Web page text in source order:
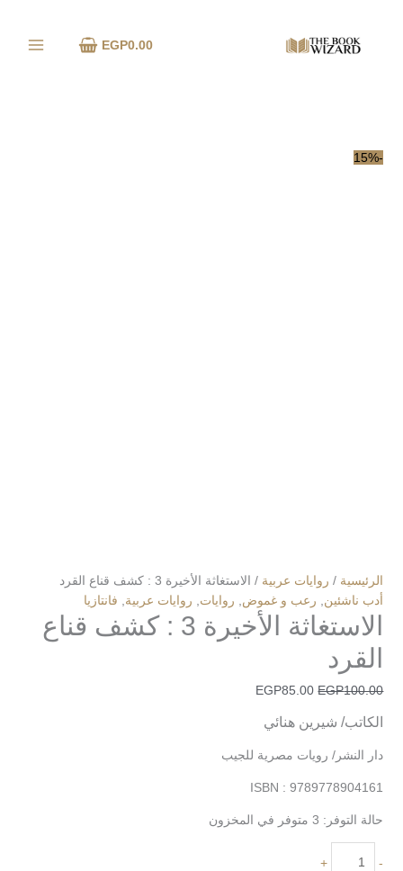
EGP0.00
-15%
الرئيسية / روايات عربية / الاستغاثة الأخيرة 3 : كشف قناع القرد
أدب ناشئين
رعب و غموض روايات روايات عربية فانتازيا
الاستغاثة الأخيرة 3 : كشف قناع
القرد
EGP100.00
EGP85.00
الكاتب/ شيرين هنائي
دار النشر/ رويات مصرية للجيب
ISBN : 9789778904161
حالة التوفر: 3 متوفر في المخزون
-
الأخيرة
القرد
+